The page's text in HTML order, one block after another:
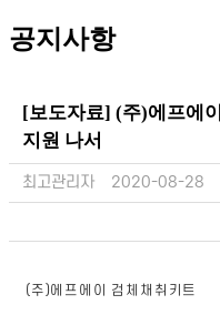
공지사항
[보도자료] (주)에프에
지원 나서
최고관리자 2020-08-28
(주)에프에이 검체채취키트